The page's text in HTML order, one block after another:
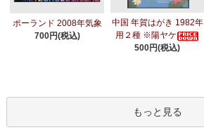
ポーランド 2008年気象
700円(税込)
中国 年賀はがき 1982年
用２種 ※陽ヤケ
500円(税込)
もっと見る